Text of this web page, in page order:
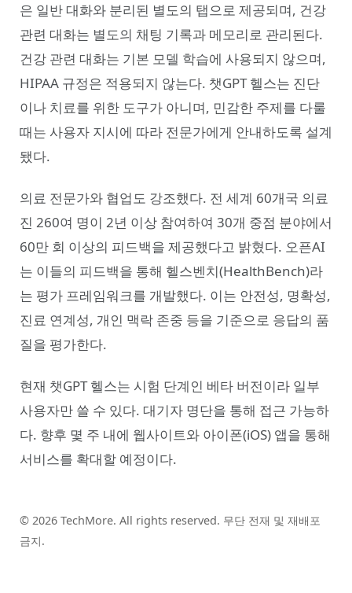
은 일반 대화와 분리된 별도의 탭으로 제공되며, 건강
관련 대화는 별도의 채팅 기록과 메모리로 관리된다.
건강 관련 대화는 기본 모델 학습에 사용되지 않으며,
HIPAA 규정은 적용되지 않는다. 챗GPT 헬스는 진단
이나 치료를 위한 도구가 아니며, 민감한 주제를 다룰
때는 사용자 지시에 따라 전문가에게 안내하도록 설계
됐다.
의료 전문가와 협업도 강조했다. 전 세계 60개국 의료
진 260여 명이 2년 이상 참여하여 30개 중점 분야에서
60만 회 이상의 피드백을 제공했다고 밝혔다. 오픈AI
는 이들의 피드백을 통해 헬스벤치(HealthBench)라
는 평가 프레임워크를 개발했다. 이는 안전성, 명확성,
진료 연계성, 개인 맥락 존중 등을 기준으로 응답의 품
질을 평가한다.
현재 챗GPT 헬스는 시험 단계인 베타 버전이라 일부
사용자만 쓸 수 있다. 대기자 명단을 통해 접근 가능하
다. 향후 몇 주 내에 웹사이트와 아이폰(iOS) 앱을 통해
서비스를 확대할 예정이다.
© 2026 TechMore. All rights reserved. 무단 전재 및 재배포
금지.